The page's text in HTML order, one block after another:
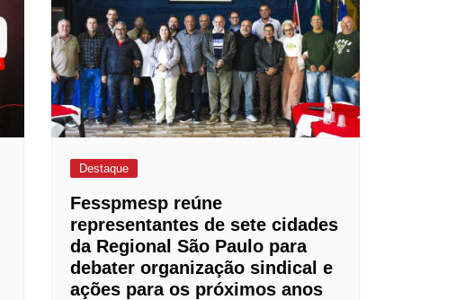
Destaque
Fesspmesp reúne
representantes de sete cidades
da Regional São Paulo para
debater organização sindical e
ações para os próximos anos